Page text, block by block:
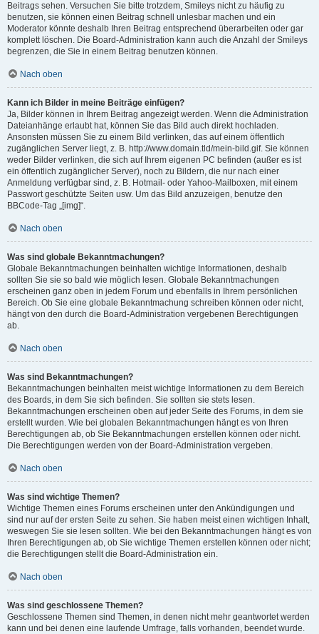
Beitrags sehen. Versuchen Sie bitte trotzdem, Smileys nicht zu häufig zu
benutzen, sie können einen Beitrag schnell unlesbar machen und ein
Moderator könnte deshalb Ihren Beitrag entsprechend überarbeiten oder gar
komplett löschen. Die Board-Administration kann auch die Anzahl der Smileys
begrenzen, die Sie in einem Beitrag benutzen können.
Nach oben
Kann ich Bilder in meine Beiträge einfügen?
Ja, Bilder können in Ihrem Beitrag angezeigt werden. Wenn die Administration
Dateianhänge erlaubt hat, können Sie das Bild auch direkt hochladen.
Ansonsten müssen Sie zu einem Bild verlinken, das auf einem öffentlich
zugänglichen Server liegt, z. B. http://www.domain.tld/mein-bild.gif. Sie können
weder Bilder verlinken, die sich auf Ihrem eigenen PC befinden (außer es ist
ein öffentlich zugänglicher Server), noch zu Bildern, die nur nach einer
Anmeldung verfügbar sind, z. B. Hotmail- oder Yahoo-Mailboxen, mit einem
Passwort geschützte Seiten usw. Um das Bild anzuzeigen, benutze den
BBCode-Tag „[img]“.
Nach oben
Was sind globale Bekanntmachungen?
Globale Bekanntmachungen beinhalten wichtige Informationen, deshalb
sollten Sie sie so bald wie möglich lesen. Globale Bekanntmachungen
erscheinen ganz oben in jedem Forum und ebenfalls in Ihrem persönlichen
Bereich. Ob Sie eine globale Bekanntmachung schreiben können oder nicht,
hängt von den durch die Board-Administration vergebenen Berechtigungen
ab.
Nach oben
Was sind Bekanntmachungen?
Bekanntmachungen beinhalten meist wichtige Informationen zu dem Bereich
des Boards, in dem Sie sich befinden. Sie sollten sie stets lesen.
Bekanntmachungen erscheinen oben auf jeder Seite des Forums, in dem sie
erstellt wurden. Wie bei globalen Bekanntmachungen hängt es von Ihren
Berechtigungen ab, ob Sie Bekanntmachungen erstellen können oder nicht.
Die Berechtigungen werden von der Board-Administration vergeben.
Nach oben
Was sind wichtige Themen?
Wichtige Themen eines Forums erscheinen unter den Ankündigungen und
sind nur auf der ersten Seite zu sehen. Sie haben meist einen wichtigen Inhalt,
weswegen Sie sie lesen sollten. Wie bei den Bekanntmachungen hängt es von
Ihren Berechtigungen ab, ob Sie wichtige Themen erstellen können oder nicht;
die Berechtigungen stellt die Board-Administration ein.
Nach oben
Was sind geschlossene Themen?
Geschlossene Themen sind Themen, in denen nicht mehr geantwortet werden
kann und bei denen eine laufende Umfrage, falls vorhanden, beendet wurde.